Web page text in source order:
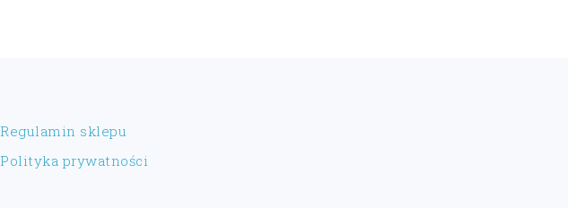
Regulamin sklepu
Polityka prywatności